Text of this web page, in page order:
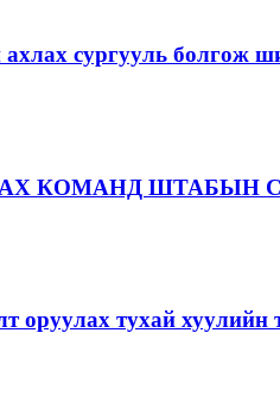
сургууль болгож
КОМАНД ШТАБЫН
оруулах тухай хуулийн